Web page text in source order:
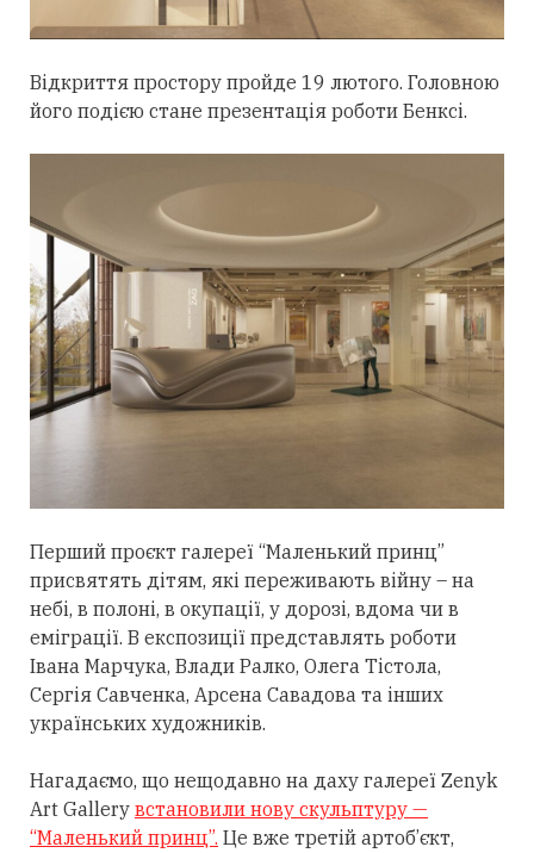
Відкриття простору пройде 19 лютого. Головною
його подією стане презентація роботи Бенксі.
Перший проєкт галереї “Маленький принц”
присвятять дітям, які переживають війну – на
небі, в полоні, в окупації, у дорозі, вдома чи в
еміграції. В експозиції представлять роботи
Івана Марчука, Влади Ралко, Олега Тістола,
Сергія Савченка, Арсена Савадова та інших
українських художників.
Нагадаємо, що нещодавно на даху галереї Zenyk
Art Gallery встановили нову скульптуру —
“Маленький принц”. Це вже третій артоб’єкт,